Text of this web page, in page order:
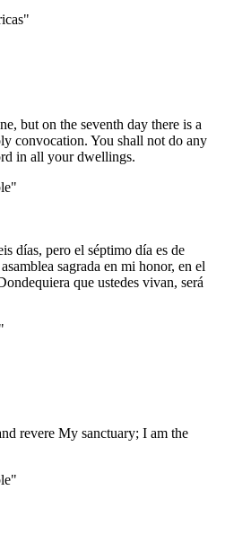
but on the seventh day there is a
convocation. You shall not do any
in all your dwellings.
días, pero el séptimo día es de
sagrada en mi honor, en el
que ustedes vivan, será
revere My sanctuary; I am the